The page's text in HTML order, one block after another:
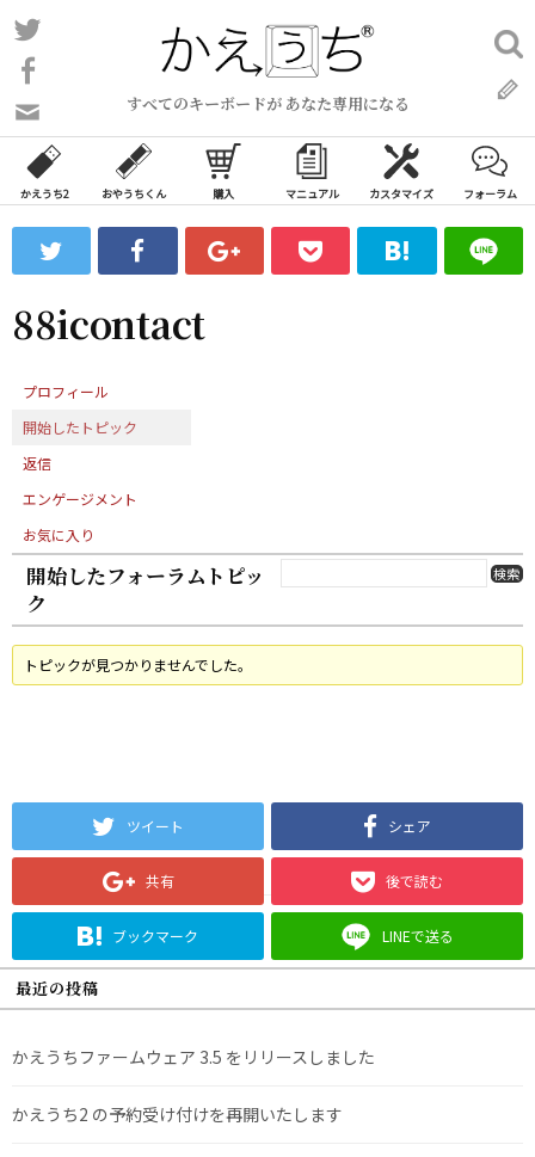
コ
ン
ン
ツ
ス
ッ
すべてのキーボードが あなた専用になる
い
合
わ
フ
ォ
ム
検
索:
かえうち2 おやうちくん 購入 マニュアル カスタマイズ フォーラム
88icontact
プロフィール
開始したトピック
返信
エンゲージメント
お気に入り
開始したフォーラムトピッ
ク
トピックが見つかりませんでした。
ツイート シェア
共有 後で読む
ブックマーク LINEで送る
最近の投稿
かえうちファームウェア 3.5 をリリースしました
かえうち2 の予約受け付けを再開いたします